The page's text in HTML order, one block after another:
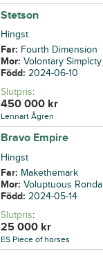
Stetson
Hingst
Far: Fourth Dimension
Mor:Volontary Simplcty
Född:2024-06-10
Slutpris:
450 000 kr
Lennart Ågren
Bravo Empire
Hingst
Far: Makethemark
Mor:Voluptuous Ronda
Född:2024-05-14
Slutpris:
25 000 kr
ES Piece of horses